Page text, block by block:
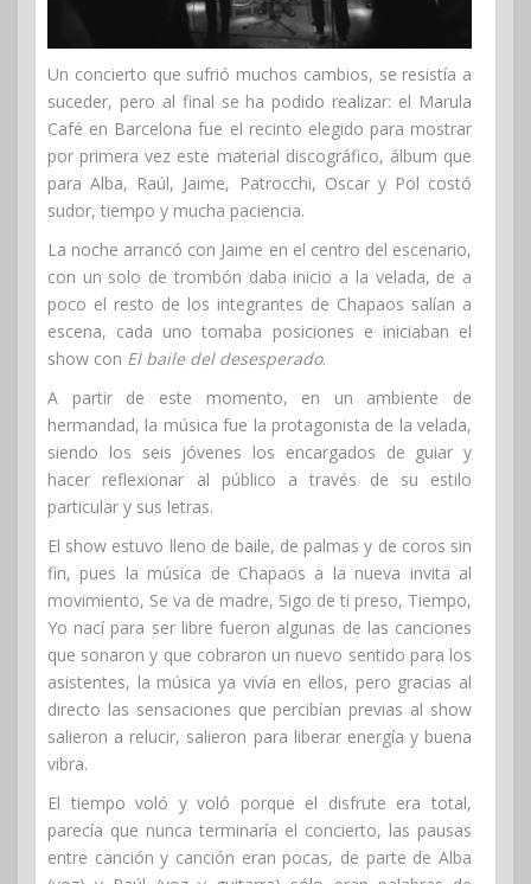
Un concierto que sufrió muchos cambios, se resistía a
suceder, pero al final se ha podido realizar: el Marula
Café en Barcelona fue el recinto elegido para mostrar
por primera vez este material discográfico, álbum que
para Alba, Raúl, Jaime, Patrocchi, Oscar y Pol costó
sudor, tiempo y mucha paciencia.
La noche arrancó con Jaime en el centro del escenario,
con un solo de trombón daba inicio a la velada, de a
poco el resto de los integrantes de Chapaos salían a
escena, cada uno tomaba posiciones e iniciaban el
show con El baile del desesperado.
A partir de este momento, en un ambiente de
hermandad, la música fue la protagonista de la velada,
siendo los seis jóvenes los encargados de guiar y
hacer reflexionar al público a través de su estilo
particular y sus letras.
El show estuvo lleno de baile, de palmas y de coros sin
fin, pues la música de Chapaos a la nueva invita al
movimiento, Se va de madre, Sigo de ti preso, Tiempo,
Yo nací para ser libre fueron algunas de las canciones
que sonaron y que cobraron un nuevo sentido para los
asistentes, la música ya vivía en ellos, pero gracias al
directo las sensaciones que percibían previas al show
salieron a relucir, salieron para liberar energía y buena
vibra.
El tiempo voló y voló porque el disfrute era total,
parecía que nunca terminaría el concierto, las pausas
entre canción y canción eran pocas, de parte de Alba